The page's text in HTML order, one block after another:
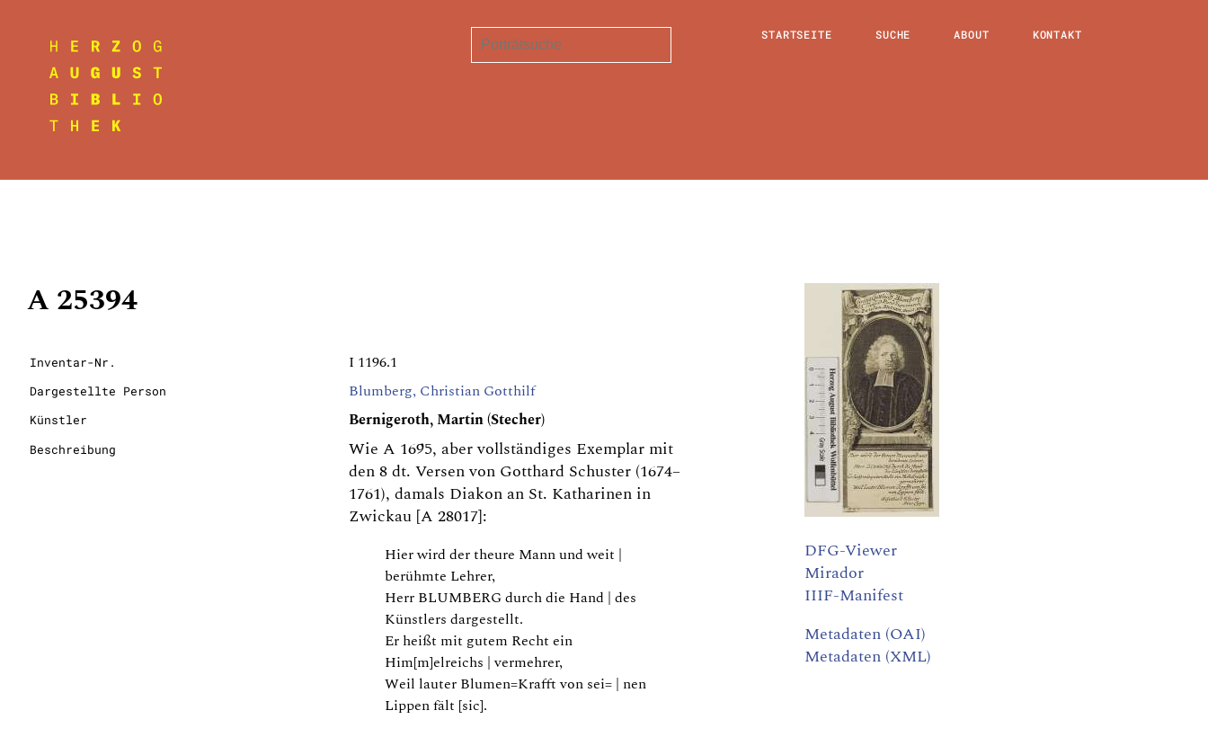
STARTSEITE SUCHE ABOUT KONTAKT
A 25394
Inventar-Nr. I 1196.1
Dargestellte Person Blumberg, Christian Gotthilf
Künstler Bernigeroth, Martin (Stecher)
Beschreibung
Wie A 1695, aber vollständiges Exemplar mit
den 8 dt. Versen von Gotthard Schuster (1674–
1761), damals Diakon an St. Katharinen in
Zwickau [A 28017]:
Hier wird der theure Mann und weit |
berühmte Lehrer,
Herr BLUMBERG durch die Hand | des
Künstlers dargestellt.
Er heißt mit gutem Recht ein
Him[m]elreichs | vermehrer,
Weil lauter Blumen=Krafft von sei= | nen
Lippen fält [sic].
DFG-Viewer
Mirador
IIIF-Manifest
Metadaten (OAI)
Metadaten (XML)